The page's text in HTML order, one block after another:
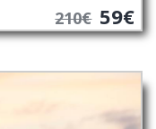
210€ 59€